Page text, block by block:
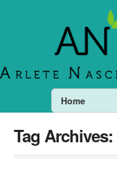
Home
Tag Archives: